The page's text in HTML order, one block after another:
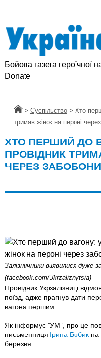
Бойова газета героїчної
Donate
Головна
> Суспільство > Хто
тримав жінок на пероні
ХТО ПЕРШИЙ ДО
ПРОВІДНИК
ЧЕРЕЗ ЗАБОБОНИ
Залізничники виявилися дуже
(facebook.com/Ukrzaliznytsia)
Провідник Укрзалізниці
поїзд, адже прагнув дати
вагона першим.
Як інформує ”УМ”, про це
письменниця Ірина Бобик на
березня.